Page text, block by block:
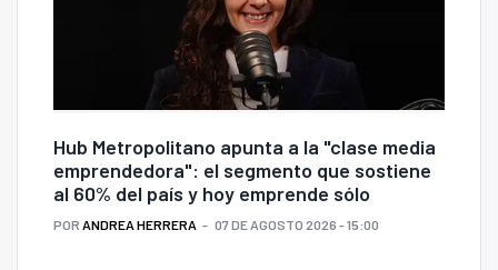
Hub Metropolitano apunta a la "clase media
emprendedora": el segmento que sostiene
al 60% del país y hoy emprende sólo
POR ANDREA HERRERA 07 DE AGOSTO 2026 - 15:00